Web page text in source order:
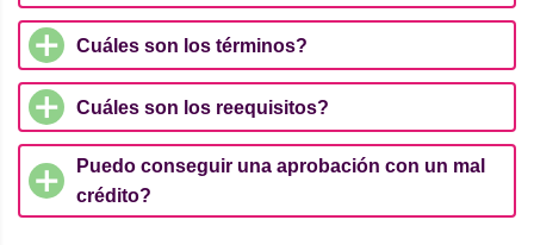
Cuáles son los términos?
Cuáles son los reequisitos?
Puedo conseguir una aprobación con un mal
crédito?